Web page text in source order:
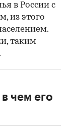
в России с
из этого
таким
чем его